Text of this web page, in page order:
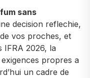
sans
decision reflechie,
vos proches, et
IFRA 2026, la
propres a
un cadre de